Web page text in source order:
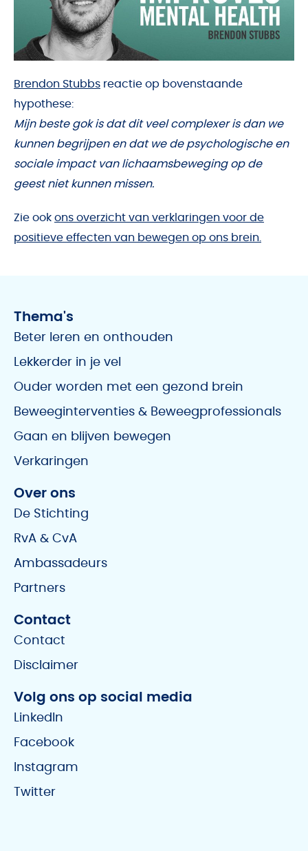
Brendon Stubbs reactie op bovenstaande
hypothese:
Mijn beste gok is dat dit veel complexer is dan we
kunnen begrijpen en dat we de psychologische en
sociale impact van lichaamsbeweging op de
geest niet kunnen missen.
Zie ook ons overzicht van verklaringen voor de
positieve effecten van bewegen op ons brein.
Thema's
Beter leren en onthouden
Lekkerder in je vel
Ouder worden met een gezond brein
Beweeginterventies & Beweegprofessionals
Gaan en blijven bewegen
Verkaringen
Over ons
De Stichting
RvA & CvA
Ambassadeurs
Partners
Contact
Contact
Disclaimer
Volg ons op social media
LinkedIn
Facebook
Instagram
Twitter